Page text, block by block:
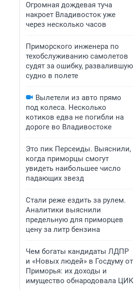
Огромная дождевая туча
накроет Владивосток уже
через несколько часов
Приморского инженера по
техобслуживанию самолетов
судят за ошибку, развалившую
судно в полете
Вылетели из авто прямо
под колеса. Несколько
котиков едва не погибли на
дороге во Владивостоке
Это пик Персеиды. Выяснили,
когда приморцы смогут
увидеть наибольшее число
падающих звезд
Стали реже ездить за рулем.
Аналитики выяснили
предельную для приморцев
цену за литр бензина
Чем богаты кандидаты ЛДПР
и «Новых людей» в Госдуму от
Приморья: их доходы и
имущество обнародовала ЦИК